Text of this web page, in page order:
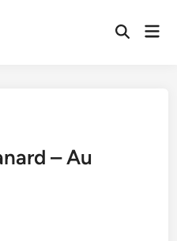
Open
– Au